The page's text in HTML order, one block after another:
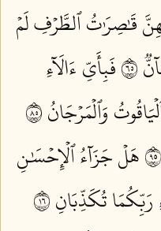
قَٰصِرَٰتُ ٱلطَّرۡفِ لَمۡ
فَبِأَيِّ ءَالَآءِ
وَٱلۡمَرۡجَانُ ٥٨
هَلۡ جَزَآءُ ٱلۡإِحۡسَٰنِ
تُكَذِّبَانِ ٦١